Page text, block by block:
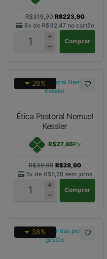
R$319,90 R$223,90
8x de R$32,47 no cartão
Comprar
28%
Ética Pastoral Nemuel
Kessler
R$27,46Pix
R$39,99 R$28,90
5x de R$5,78 sem juros
Comprar
38%